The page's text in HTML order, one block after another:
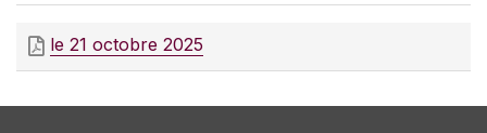
le 21 octobre 2025